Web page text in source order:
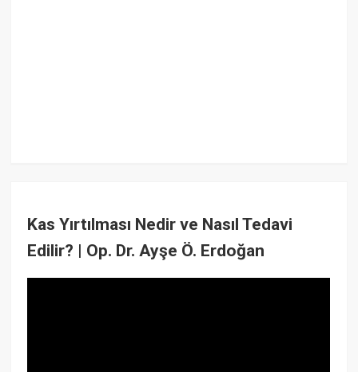
Kas Yırtılması Nedir ve Nasıl Tedavi
Edilir? | Op. Dr. Ayşe Ö. Erdoğan